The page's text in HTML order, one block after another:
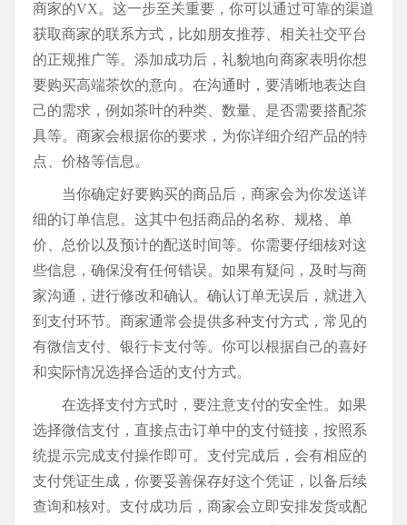
商家的VX。这一步至关重要，你可以通过可靠的渠道
获取商家的联系方式，比如朋友推荐、相关社交平台
的正规推广等。添加成功后，礼貌地向商家表明你想
要购买高端茶饮的意向。在沟通时，要清晰地表达自
己的需求，例如茶叶的种类、数量、是否需要搭配茶
具等。商家会根据你的要求，为你详细介绍产品的特
点、价格等信息。
当你确定好要购买的商品后，商家会为你发送详
细的订单信息。这其中包括商品的名称、规格、单
价、总价以及预计的配送时间等。你需要仔细核对这
些信息，确保没有任何错误。如果有疑问，及时与商
家沟通，进行修改和确认。确认订单无误后，就进入
到支付环节。商家通常会提供多种支付方式，常见的
有微信支付、银行卡支付等。你可以根据自己的喜好
和实际情况选择合适的支付方式。
在选择支付方式时，要注意支付的安全性。如果
选择微信支付，直接点击订单中的支付链接，按照系
统提示完成支付操作即可。支付完成后，会有相应的
支付凭证生成，你要妥善保存好这个凭证，以备后续
查询和核对。支付成功后，商家会立即安排发货或配